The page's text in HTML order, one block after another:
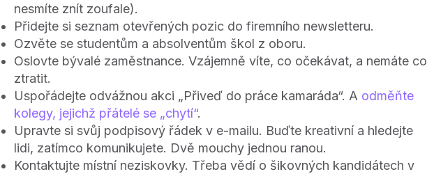
nesmíte znít zoufale).
Přidejte si seznam otevřených pozic do firemního newsletteru.
Ozvěte se studentům a absolventům škol z oboru.
Oslovte bývalé zaměstnance. Vzájemně víte, co očekávat, a nemáte co
ztratit.
Uspořádejte odvážnou akci „Přiveď do práce kamaráda“. A odměňte
kolegy, jejichž přátelé se „chytí“.
Upravte si svůj podpisový řádek v e-mailu. Buďte kreativní a hledejte
lidi, zatímco komunikujete. Dvě mouchy jednou ranou.
Kontaktujte místní neziskovky. Třeba vědí o šikovných kandidátech v